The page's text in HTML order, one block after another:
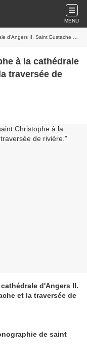
MENU
Eustache et la traversée de rivière.
à la cathédrale
traversée de
d'Angers II.
et la traversée de
de saint